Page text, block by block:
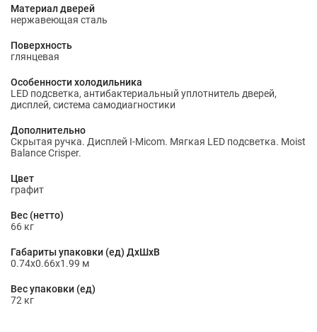
Материал дверей
нержавеющая сталь
Поверхность
глянцевая
Особенности холодильника
LED подсветка, антибактериальный уплотнитель дверей,
дисплей, система самодиагностики
Дополнительно
Скрытая ручка. Дисплей I-Micom. Мягкая LED подсветка. Moist
Balance Crisper.
Цвет
графит
Вес (нетто)
66 кг
Габариты упаковки (ед) ДхШхВ
0.74x0.66x1.99 м
Вес упаковки (ед)
72 кг